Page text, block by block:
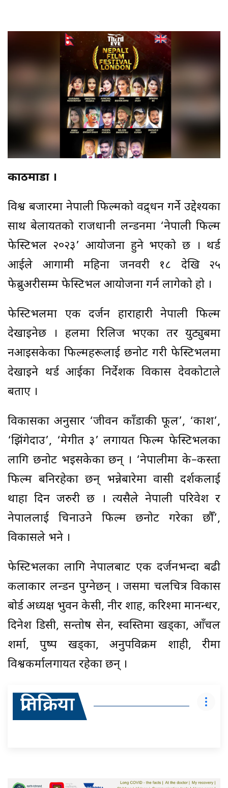
काठमाडौँ ।
विश्व बजारमा नेपाली फिल्मको प्रवद्र्धन गर्ने उद्देश्यका
साथ बेलायतको राजधानी लन्डनमा ‘नेपाली फिल्म
फेस्टिभल २०२३’ आयोजना हुने भएको छ । थर्ड
आईले आगामी महिना जनवरी १८ देखि २५
फेब्रुअरीसम्म फेस्टिभल आयोजना गर्न लागेको हो ।
फेस्टिभलमा एक दर्जन हाराहारी नेपाली फिल्म
देखाइनेछ । हलमा रिलिज भएका तर युट्युबमा
नआइसकेका फिल्महरूलाई छनोट गरी फेस्टिभलमा
देखाइने थर्ड आईका निर्देशक विकास देवकोटाले
बताए ।
विकासका अनुसार ‘जीवन काँडाकी फूल’, ‘प्रकाश’,
‘झिंगेदाउ’, ‘प्रेमगीत ३’ लगायत फिल्म फेस्टिभलका
लागि छनोट भइसकेका छन् । ‘नेपालीमा के–कस्ता
फिल्म बनिरहेका छन् भन्नेबारेमा प्रवासी दर्शकलाई
थाहा दिन जरुरी छ । त्यसैले नेपाली परिवेश र
नेपाललाई चिनाउने फिल्म छनोट गरेका छौँ’,
विकासले भने ।
फेस्टिभलका लागि नेपालबाट एक दर्जनभन्दा बढी
कलाकार लन्डन पुग्नेछन् । जसमा चलचित्र विकास
बोर्ड अध्यक्ष भुवन केसी, नीर शाह, करिश्मा मानन्धर,
दिनेश डिसी, सन्तोष सेन, स्वस्तिमा खड्का, आँचल
शर्मा, पुष्प खड्का, अनुपविक्रम शाही, रीमा
विश्वकर्मालगायत रहेका छन् ।
प्रतिक्रिया